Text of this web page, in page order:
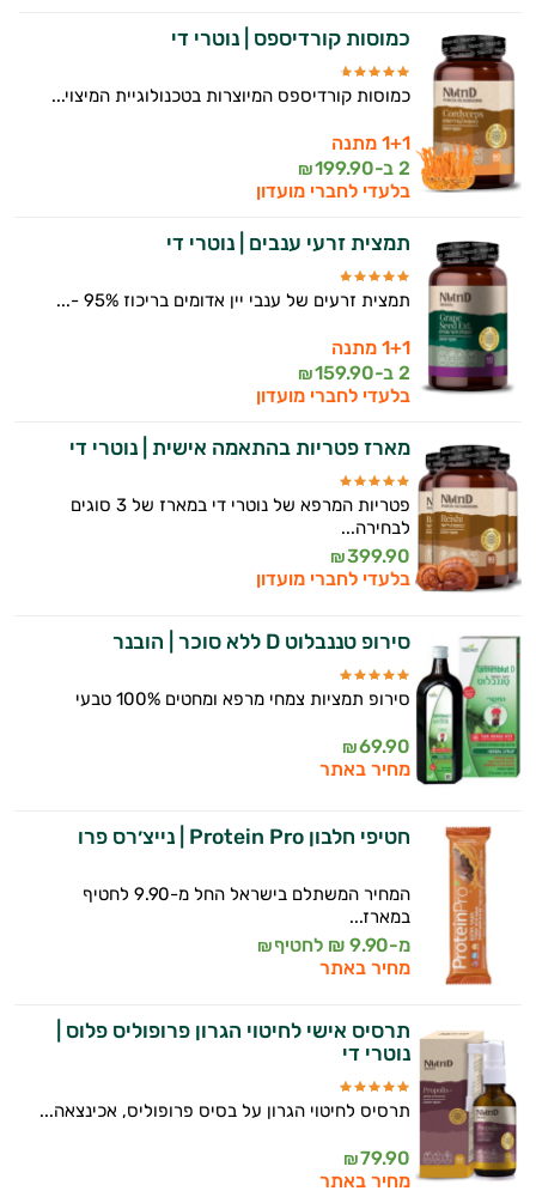
כמוסות קורדיספס | נוטרי די
כמוסות קורדיספס המיוצרות בטכנולוגיית המיצוי...
1+1 מתנה
2 ב-
199.90
₪
בלעדי לחברי מועדון
תמצית זרעי ענבים | נוטרי די
תמצית זרעים של ענבי יין אדומים בריכוז 95% -...
1+1 מתנה
2 ב-
159.90
₪
בלעדי לחברי מועדון
מארז פטריות בהתאמה אישית | נוטרי די
פטריות המרפא של נוטרי די במארז של 3 סוגים
לבחירה...
399.90
₪
בלעדי לחברי מועדון
סירופ טננבלוט D ללא סוכר | הובנר
סירופ תמציות צמחי מרפא ומחטים 100% טבעי
69.90
₪
מחיר באתר
חטיפי חלבון Protein Pro | נייצ׳רס פרו
המחיר המשתלם בישראל החל מ-9.90 לחטיף
במארז...
מ-9.90 ₪ לחטיף ₪
מחיר באתר
תרסיס אישי לחיטוי הגרון פרופוליס פלוס |
נוטרי די
תרסיס לחיטוי הגרון על בסיס פרופוליס, אכינצאה...
79.90
₪
מחיר באתר
התזונה ומוצרי הבריאות המדויקים למטרות
ולמצב הגופני שלך, ולהסביר לך אילו רכיבים
עובדים יחד כדי למקסם תוצאות גם בחיי היום
יום וגם בתחום הכושר והספורט.
המטרה שלי היא להתאים עבורך המלצות
אישיות מבוססות מדעית.
זה הזמן להתחיל. איך אוכל לעזור?